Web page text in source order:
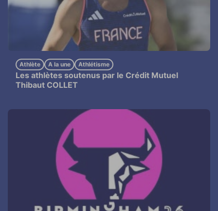
Les athlètes soutenus par le Crédit Mutuel
Thibaut COLLET
Athlète A la une Athlétisme